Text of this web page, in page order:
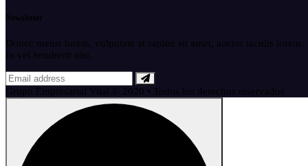
Newsletter
Donec metus lorem, vulputate at sapien sit amet, auctor iaculis lorem.
In vel hendrerit nisi.
Grupo Empresarial Vital © 2020 • Todos los derechos reservados